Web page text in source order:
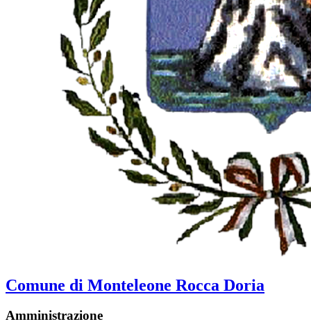
Comune di Monteleone Rocca Doria
Amministrazione